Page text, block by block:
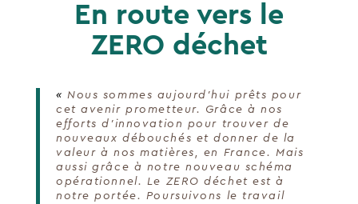
En route vers le
ZERO déchet
«Nous sommes aujourd’hui prêts pour
cet avenir prometteur. Grâce à nos
efforts d’innovation pour trouver de
nouveaux débouchés et donner de la
valeur à nos matières, en France. Mais
aussi grâce à notre nouveau schéma
opérationnel. Le ZERO déchet est à
notre portée. Poursuivons le travail